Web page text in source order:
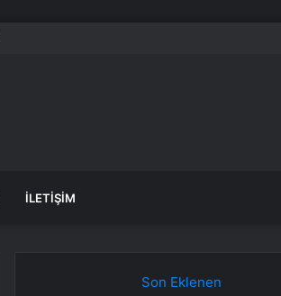
İLETIŞIM
Son Eklenen